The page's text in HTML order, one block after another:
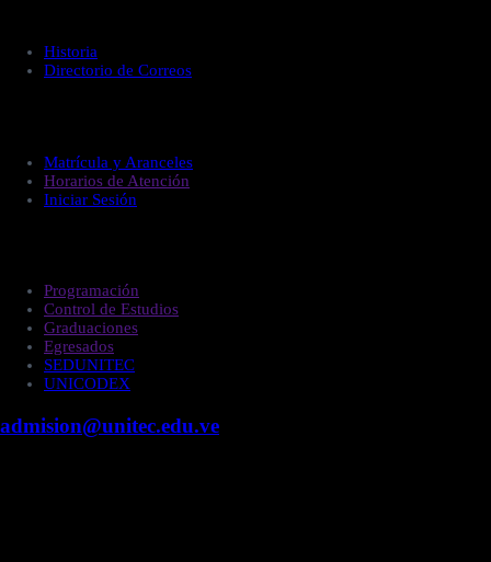
Historia
Directorio de Correos
Matrícula y Aranceles
Horarios de Atención
Iniciar Sesión
Programación
Control de Estudios
Graduaciones
Egresados
SEDUNITEC
UNICODEX
admision@unitec.edu.ve